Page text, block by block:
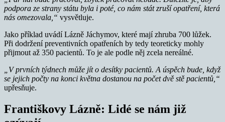
podpora ze strany státu byla i poté, co nám stát zruší opatření, která
nás omezovala,“ vysvětluje.
Jako příklad uvádí Lázně Jáchymov, které mají zhruba 700 lůžek.
Při dodržení preventivních opatřeních by tedy teoreticky mohly
přijmout až 350 pacientů. To je ale podle něj zcela nereálné.
„V prvních týdnech může jít o desítky pacientů. A úspěch bude, když
se jejich počty na konci května dostanou na počet dvě stě pacientů,“
upřesňuje.
Františkovy Lázně: Lidé se nám již